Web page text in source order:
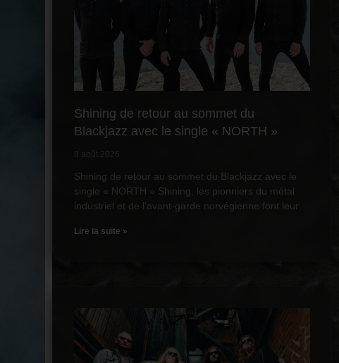
Shining de retour au sommet du
Blackjazz avec le single « NORTH »
8 août 2026
Shining de retour au sommet du Blackjazz avec le
single « NORTH » Shining, les pionniers du métal
industriel et de l’avant-garde norvégienne font leur
Lire la suite »